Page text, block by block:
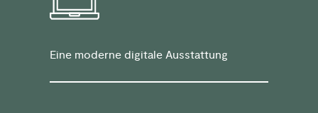
Eine moderne digitale Ausstattung